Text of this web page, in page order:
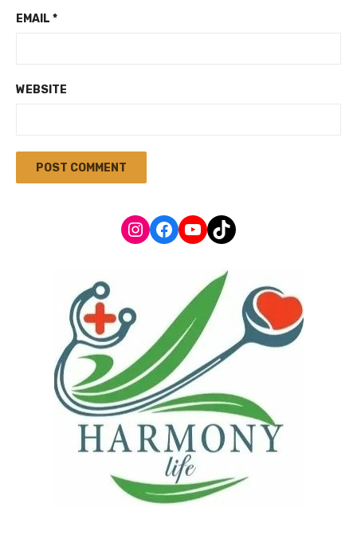
EMAIL *
WEBSITE
Instagram
Facebook
YouTube
TikTok